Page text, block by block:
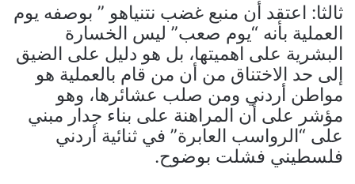
ثالثا: اعتقد أن منبع غضب نتنياهو ” بوصفه يوم
العملية بأنه “يوم صعب” ليس الخسارة
البشرية على اهميتها، بل هو دليل على الضيق
إلى حد الاختناق من أن من قام بالعملية هو
مواطن أردني ومن صلب عشائرها، وهو
مؤشر على أن المراهنة على بناء جدار مبني
على “الرواسب العابرة” في ثنائية أردني
فلسطيني فشلت بوضوح.